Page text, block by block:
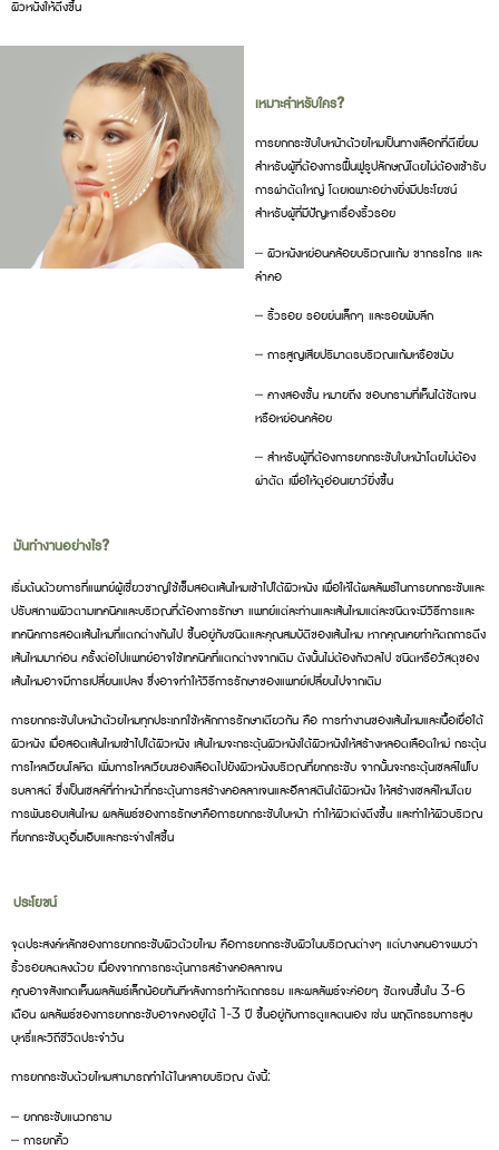
ผิวหนังให้ตึงขึ้น
เหมาะสำหรับใคร?
การยกกระชับใบหน้าด้วยไหมเป็นทางเลือกที่ดีเยี่ยม
สำหรับผู้ที่ต้องการฟื้นฟูรูปลักษณ์โดยไม่ต้องเข้ารับ
การผ่าตัดใหญ่ โดยเฉพาะอย่างยิ่งมีประโยชน์
สำหรับผู้ที่มีปัญหาเรื่องริ้วรอย
– ผิวหนังหย่อนคล้อยบริเวณแก้ม ขากรรไกร และ
ลำคอ
– ริ้วรอย รอยย่นเล็กๆ และรอยพับลึก
– การสูญเสียปริมาตรบริเวณแก้มหรือขมับ
– คางสองชั้น หมายถึง ขอบกรามที่เห็นได้ชัดเจน
หรือหย่อนคล้อย
– สำหรับผู้ที่ต้องการยกกระชับใบหน้าโดยไม่ต้อง
ผ่าตัด เพื่อให้ดูอ่อนเยาว์ยิ่งขึ้น
มันทำงานอย่างไร?
เริ่มต้นด้วยการที่แพทย์ผู้เชี่ยวชาญใช้เข็มสอดเส้นไหมเข้าไปใต้ผิวหนัง เพื่อให้ได้ผลลัพธ์ในการยกกระชับและ
ปรับสภาพผิวตามเทคนิคและบริเวณที่ต้องการรักษา แพทย์แต่ละท่านและเส้นไหมแต่ละชนิดจะมีวิธีการและ
เทคนิคการสอดเส้นไหมที่แตกต่างกันไป ขึ้นอยู่กับชนิดและคุณสมบัติของเส้นไหม หากคุณเคยทำหัตถการดึง
เส้นไหมมาก่อน ครั้งต่อไปแพทย์อาจใช้เทคนิคที่แตกต่างจากเดิม ดังนั้นไม่ต้องกังวลไป ชนิดหรือวัสดุของ
เส้นไหมอาจมีการเปลี่ยนแปลง ซึ่งอาจทำให้วิธีการรักษาของแพทย์เปลี่ยนไปจากเดิม
การยกกระชับใบหน้าด้วยไหมทุกประเภทใช้หลักการรักษาเดียวกัน คือ การทำงานของเส้นไหมและเนื้อเยื่อใต้
ผิวหนัง เมื่อสอดเส้นไหมเข้าไปใต้ผิวหนัง เส้นไหมจะกระตุ้นผิวหนังใต้ผิวหนังให้สร้างหลอดเลือดใหม่ กระตุ้น
การไหลเวียนโลหิต เพิ่มการไหลเวียนของเลือดไปยังผิวหนังบริเวณที่ยกกระชับ จากนั้นจะกระตุ้นเซลล์ไฟโบ
รบลาสต์ ซึ่งเป็นเซลล์ที่ทำหน้าที่กระตุ้นการสร้างคอลลาเจนและอีลาสตินใต้ผิวหนัง ให้สร้างเซลล์ใหม่โดย
การพันรอบเส้นไหม ผลลัพธ์ของการรักษาคือการยกกระชับใบหน้า ทำให้ผิวเต่งตึงขึ้น และทำให้ผิวบริเวณ
ที่ยกกระชับดูอิ่มเอิบและกระจ่างใสขึ้น
ประโยชน์
จุดประสงค์หลักของการยกกระชับผิวด้วยไหม คือการยกกระชับผิวในบริเวณต่างๆ แต่บางคนอาจพบว่า
ริ้วรอยลดลงด้วย เนื่องจากการกระตุ้นการสร้างคอลลาเจน
คุณอาจสังเกตเห็นผลลัพธ์เล็กน้อยทันทีหลังการทำหัตถกรรม และผลลัพธ์จะค่อยๆ ชัดเจนขึ้นใน 3-6
เดือน ผลลัพธ์ของการยกกระชับอาจคงอยู่ได้ 1-3 ปี ขึ้นอยู่กับการดูแลตนเอง เช่น พฤติกรรมการสูบ
บุหรี่และวิถีชีวิตประจำวัน
การยกกระชับด้วยไหมสามารถทำได้ในหลายบริเวณ ดังนี้:
– ยกกระชับแนวกราม
– การยกคิ้ว